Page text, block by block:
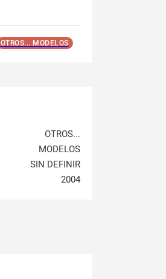
OTROS... MODELOS
OTROS...
MODELOS
SIN DEFINIR
2004